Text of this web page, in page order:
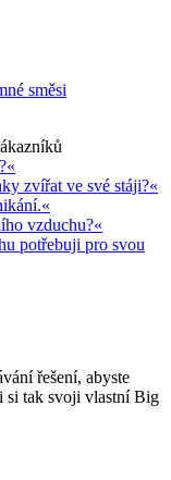
směsi
zvířat ve své stáji?«
vzduchu?«
potřebuji pro svou
řešení, abyste
si tak svoji vlastní Big